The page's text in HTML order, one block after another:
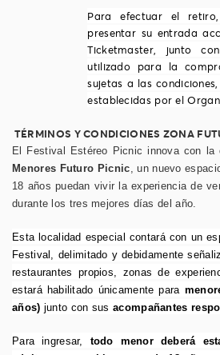
Para efectuar el
presentar su entrada
Ticketmaster, junto
utilizado para la
sujetas a las
establecidas por el
TÉRMINOS Y CONDICIONES ZONA
El Festival Estéreo Picnic innova con
Menores Futuro Picnic, un nuevo
18 años puedan vivir la experiencia de
durante los tres mejores días del año.
Esta localidad especial contará con un
Festival, delimitado y debidamente
restaurantes propios, zonas de
estará habilitado únicamente para
años) junto con sus acompañantes
Para ingresar, todo menor deberá